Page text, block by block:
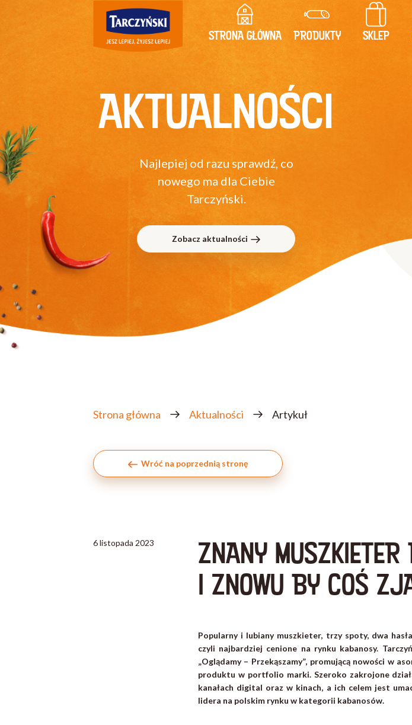
STRONA GŁÓWNA PRODUKTY SKLEP
AKTUALNOŚCI
Najlepiej od razu sprawdź, co
nowego ma dla Ciebie
Tarczyński.
Zobacz aktualności
Strona główna Aktualności Artykuł
Wróć na poprzednią stronę
6 listopada 2023
ZNANY MUSZKIETER
I ZNOWU BY COŚ
Popularny i lubiany muszkieter, trzy spoty, dwa
czyli najbardziej cenione na rynku kabanosy.
„Oglądamy – Przekąszamy”, promującą nowości w
produktu w portfolio marki. Szeroko zakrojone
kanałach digital oraz w kinach, a ich celem jest
lidera na polskim rynku w kategorii kabanosów.